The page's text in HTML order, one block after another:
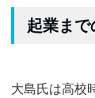
起業まで
大島氏は高校